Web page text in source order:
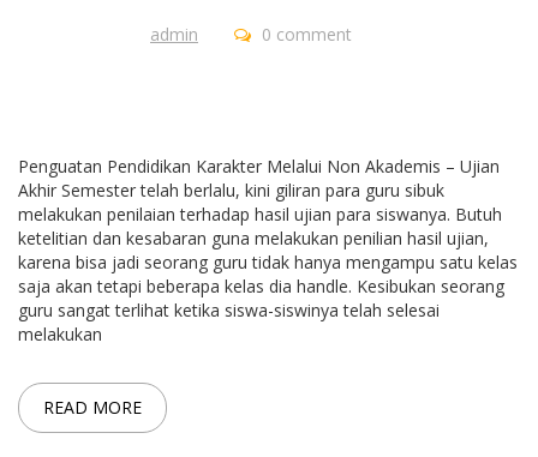
admin 0 comment
Penguatan Pendidikan Karakter Melalui Non Akademis – Ujian
Akhir Semester telah berlalu, kini giliran para guru sibuk
melakukan penilaian terhadap hasil ujian para siswanya. Butuh
ketelitian dan kesabaran guna melakukan penilian hasil ujian,
karena bisa jadi seorang guru tidak hanya mengampu satu kelas
saja akan tetapi beberapa kelas dia handle. Kesibukan seorang
guru sangat terlihat ketika siswa-siswinya telah selesai
melakukan
READ MORE